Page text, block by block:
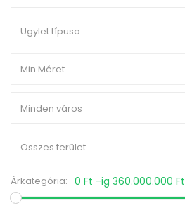
Ügylet típusa
Minden város
Összes terület
Árkategória: 0 Ft -ig 360.000.000 Ft